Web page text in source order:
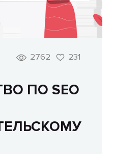
2762 231
ПО SEO